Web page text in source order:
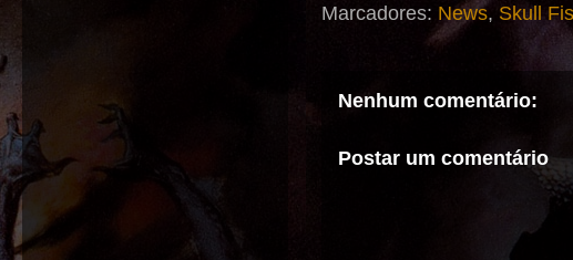
Marcadores: News, Skull
Nenhum comentário:
Postar um comentário